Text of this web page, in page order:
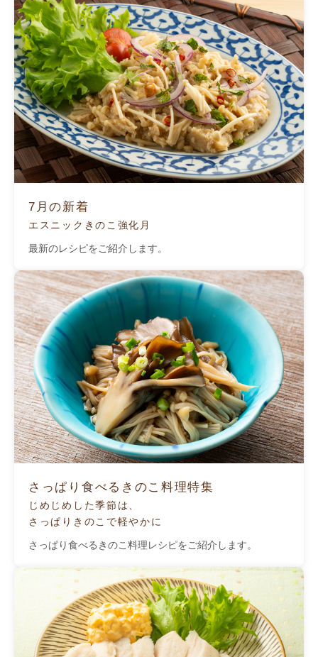
7月の新着
エスニックきのこ強化月
最新のレシピをご紹介します。
さっぱり食べるきのこ料理特集
じめじめした季節は、
さっぱりきのこで軽やかに
さっぱり食べるきのこ料理レシピをご紹介します。